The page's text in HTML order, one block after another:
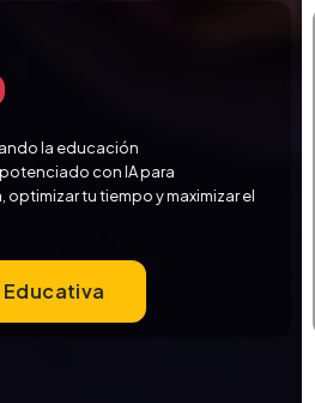
metodologías disruptivas.
expertos para líderes educativos
críticas y sugerencias prácticas